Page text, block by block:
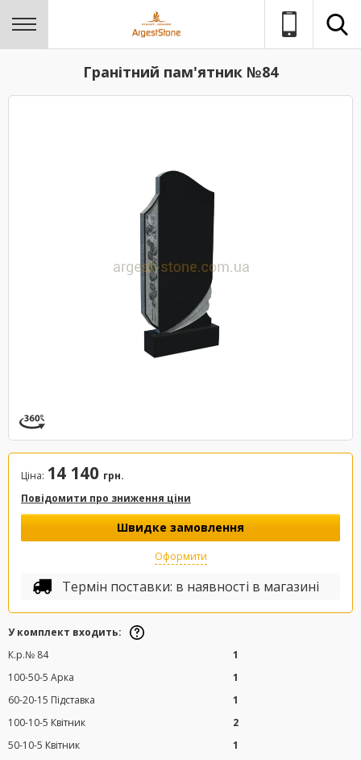
Гранітний пам'ятник №84
Ціна: 14 140 грн.
Повідомити про зниження ціни
Швидке замовлення
Оформити
Термін поставки: в наявності в магазині
У комплект входить:
К.р.№ 84
1
100-50-5 Арка
1
60-20-15 Підставка
1
100-10-5 Квітник
2
50-10-5 Квітник
1